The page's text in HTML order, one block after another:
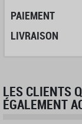
PAIEMENT
LIVRAISON
LES CLIENTS
ÉGALEMENT